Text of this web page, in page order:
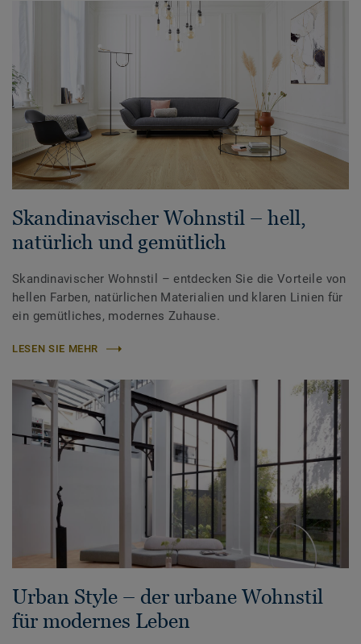
Skandinavischer Wohnstil – hell,
natürlich und gemütlich
Skandinavischer Wohnstil – entdecken Sie die Vorteile von
hellen Farben, natürlichen Materialien und klaren Linien für
ein gemütliches, modernes Zuhause.
LESEN SIE MEHR
Urban Style – der urbane Wohnstil
für modernes Leben